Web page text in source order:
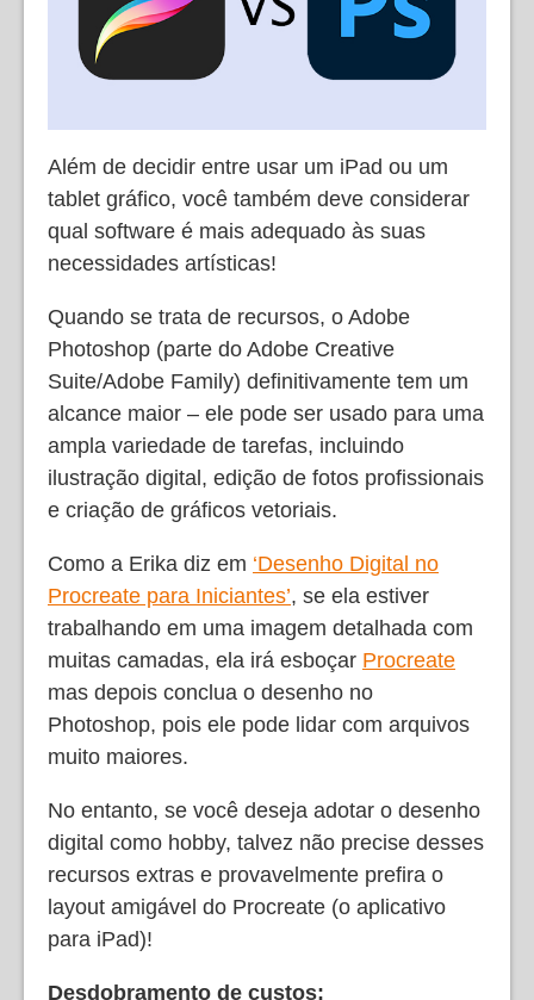
Além de decidir entre usar um iPad ou um
tablet gráfico, você também deve considerar
qual software é mais adequado às suas
necessidades artísticas!
Quando se trata de recursos, o Adobe
Photoshop (parte do Adobe Creative
Suite/Adobe Family) definitivamente tem um
alcance maior – ele pode ser usado para uma
ampla variedade de tarefas, incluindo
ilustração digital, edição de fotos profissionais
e criação de gráficos vetoriais.
Como a Erika diz em ‘Desenho Digital no
Procreate para Iniciantes’, se ela estiver
trabalhando em uma imagem detalhada com
muitas camadas, ela irá esboçar Procreate
mas depois conclua o desenho no
Photoshop, pois ele pode lidar com arquivos
muito maiores.
No entanto, se você deseja adotar o desenho
digital como hobby, talvez não precise desses
recursos extras e provavelmente prefira o
layout amigável do Procreate (o aplicativo
para iPad)!
Desdobramento de custos: